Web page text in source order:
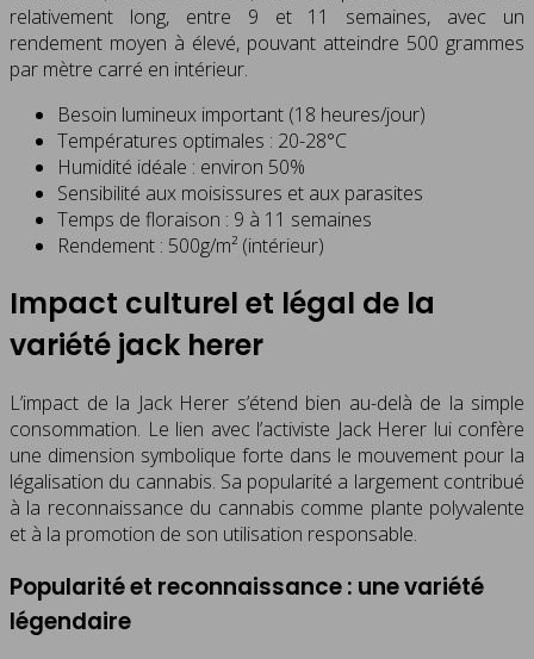
relativement long, entre 9 et 11 semaines, avec un
rendement moyen à élevé, pouvant atteindre 500 grammes
par mètre carré en intérieur.
Besoin lumineux important (18 heures/jour)
Températures optimales : 20-28°C
Humidité idéale : environ 50%
Sensibilité aux moisissures et aux parasites
Temps de floraison : 9 à 11 semaines
Rendement : 500g/m² (intérieur)
Impact culturel et légal de la
variété jack herer
L’impact de la Jack Herer s’étend bien au-delà de la simple
consommation. Le lien avec l’activiste Jack Herer lui confère
une dimension symbolique forte dans le mouvement pour la
légalisation du cannabis. Sa popularité a largement contribué
à la reconnaissance du cannabis comme plante polyvalente
et à la promotion de son utilisation responsable.
Popularité et reconnaissance : une variété
légendaire